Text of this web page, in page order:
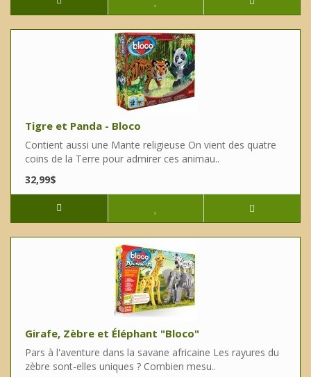
Tigre et Panda - Bloco
Contient aussi une Mante religieuse On vient des quatre
coins de la Terre pour admirer ces animau..
32,99$
Girafe, Zèbre et Éléphant "Bloco"
Pars à l'aventure dans la savane africaine Les rayures du
zèbre sont-elles uniques ? Combien mesu..